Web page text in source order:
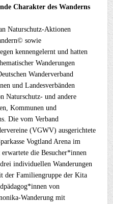
Charakter des Wanderns
Naturschutz-Aktionen
sowie
kennengelernt und hatten
Wanderungen
Wanderverband
und Landesverbänden
Naturschutz- und andere
Kommunen und
Die vom Verband
(VGWV) ausgerichtete
Vogtland Arena im
die Besucher*innen
individuellen Wanderungen
der Familiengruppe der Kita
von
Wanderung mit